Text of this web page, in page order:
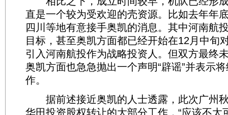
直是一个较为受欢迎的壳资源。比如去年年
四川等地有意接手奥凯的消息。其中河南航
目标，甚至奥凯方面都已经开始在12月中旬
引入河南航投作为战略投资人。但双方最终
奥凯方面也急急抛出一个声明“辟谣”并表示
作。
据前述接近奥凯的人士透露，此次广州
华田投资股权转让的大部分工作，“应该不太